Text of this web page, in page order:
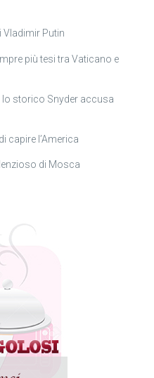
Putin
più tesi tra Vaticano e
lo storico Snyder accusa
capire l’America
di Mosca